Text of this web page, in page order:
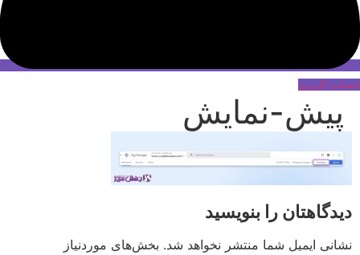
حساب کاربری
پیش-نمایش
دیدگاهتان را بنویسید
نشانی ایمیل شما منتشر نخواهد شد. بخش‌های موردنیاز